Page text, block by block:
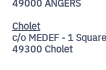
Cholet
c/o MEDEF - 1
49300 Cholet